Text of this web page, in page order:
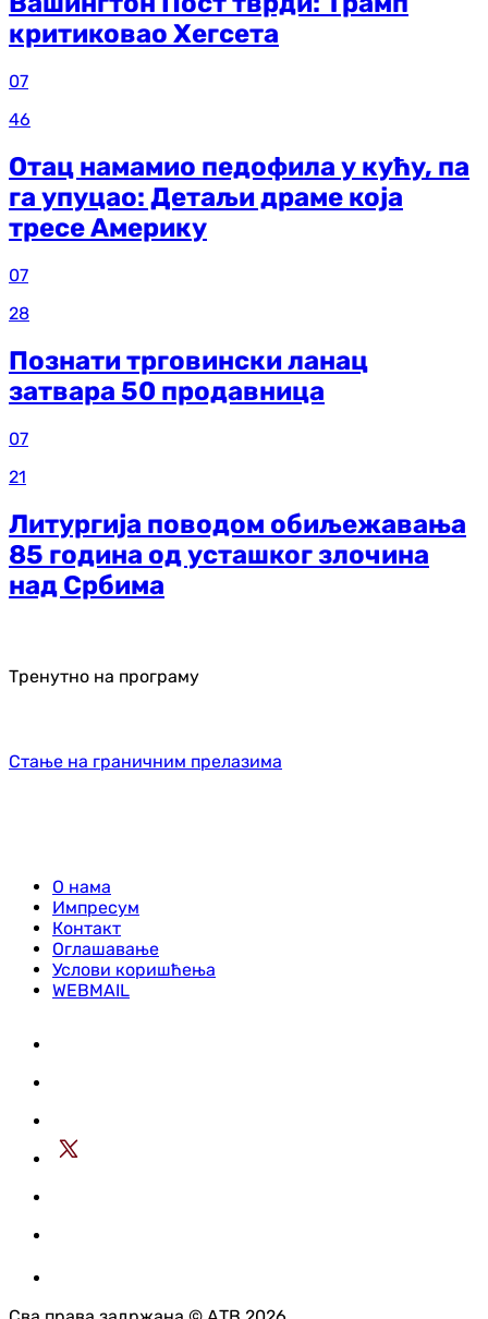
критиковао Хегсета
07
46
Отац намамио педофила у кућу, па
га упуцао: Детаљи драме која
тресе Америку
07
28
Познати трговински ланац
затвара 50 продавница
07
21
Литургија поводом обиљежавања
85 година од усташког злочина
над Србима
Тренутно на програму
Стање на граничним прелазима
О нама
Импресум
Контакт
Оглашавање
Услови коришћења
WEBMAIL